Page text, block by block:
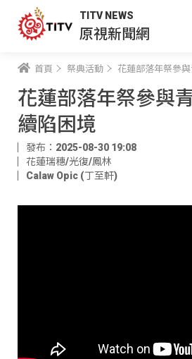
TITV NEWS
原視新聞網
首頁 祭典活動 花蓮部落年祭參
花蓮部落年祭參與
續陷困境
發布：2025-08-30 19:08
花蓮瑞穗/光復/鳳林
Calaw Opic (丁至軒)